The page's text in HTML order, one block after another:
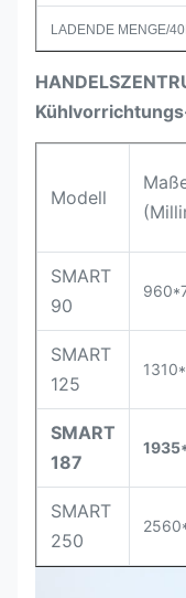
LADENDE MENGE/
Modell
SMART
90
SMART
125
SMART
187
SMART
250